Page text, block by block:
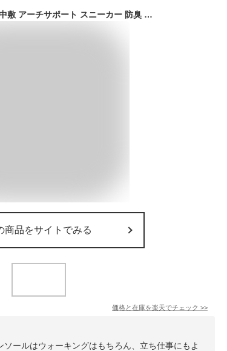
インソール 衝撃吸収 中敷 アーチサポート スニーカー 防臭 扁平足 通気 クッション 立ち仕事 疲れにくい メンズ 疲労軽減 ハイアーチ対策 足底筋膜炎 膝痛 土踏まず ウォーキング 歩き仕事 かかと レディース O脚 X脚 姿勢改善 スニーカー 野球
商品をサイトでみる
価格と在庫を楽天でチェック >>
ールはウォーキングはもちろん、立ち仕事にもよ